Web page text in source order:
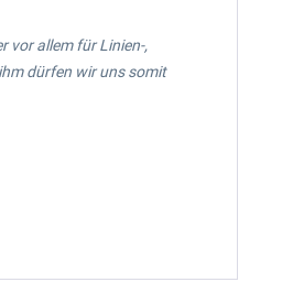
vor allem für Linien-,
dürfen wir uns somit